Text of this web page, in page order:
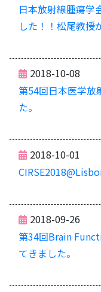
日本放射線腫瘍学
した！！松尾教授
2018-10-08
第54回日本医学放
た。
2018-10-01
2018-09-26
第34回Brain
てきました。